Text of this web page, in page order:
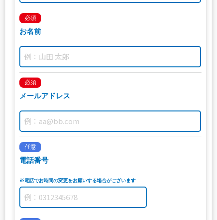
必須
お名前
必須
メールアドレス
任意
電話番号
※電話でお時間の変更をお願いする場合がございます